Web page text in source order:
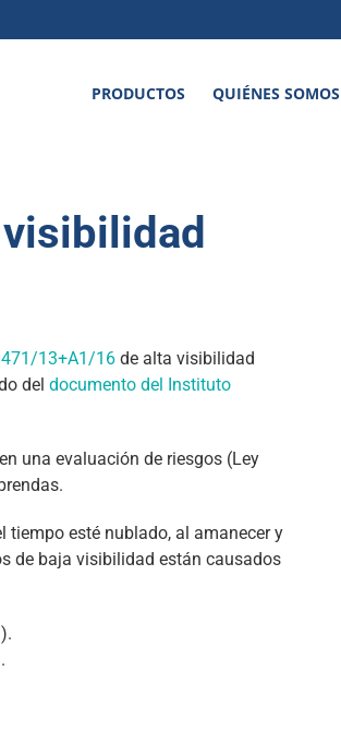
PRODUCTOS QUIÉNES SOMOS
13+A1/16de alta visibilidad
del documento del Instituto
una evaluación de riesgos (Ley
tiempo esté nublado, al amanecer y
de baja visibilidad están causados